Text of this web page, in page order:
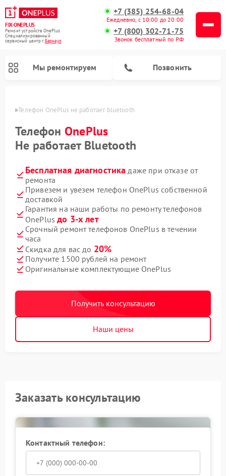
FIX-ONEPLUS
Ремонт устройств OnePlus
Специализированный
cервисный центр г.Барнаул
+7 (385) 254-68-04
Ежедневно, с 10:00 до 20:00
+7 (800) 302-71-75
Звонок бесплатный по РФ
Мы ремонтируем Позвонить
Телефон OnePlus не работает bluetooth
Телефон OnePlus
Не работает Bluetooth
Бесплатная диагностика даже при отказе от
ремонта
Привезем и увезем телефон OnePlus собственной
доставкой
Гарантия на наши работы по ремонту телефонов
OnePlusдо 3-х лет
Срочный ремонт телефонов OnePlus в течении
часа
Скидка для вас до 20%
Получите 1500 рублей на ремонт
Оригинальные комплектующие OnePlus
Получить консультацию
Наши цены
Заказать консультацию
Контактный телефон: